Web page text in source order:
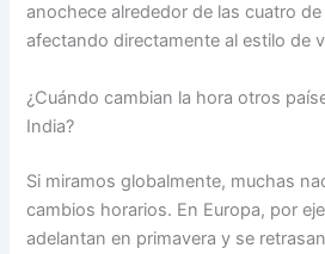
anochece alrededor de las cuatro
afectando directamente al estilo de
¿Cuándo cambian la hora otros
India?
Si miramos globalmente, muchas
cambios horarios. En Europa, por
adelantan en primavera y se